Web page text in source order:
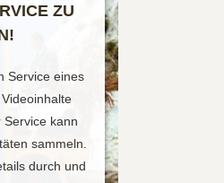
ZU
Service eines
kann
sammeln.
durch und